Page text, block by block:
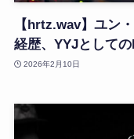
【hrtz.wav】ユン
経歴、YYJとして
2026年2月10日